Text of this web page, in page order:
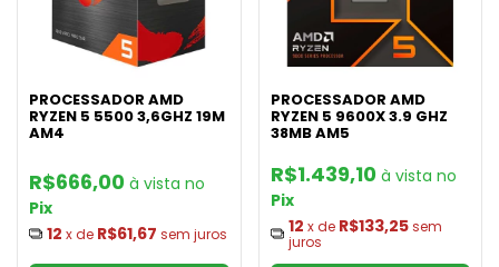
PROCESSADOR AMD
RYZEN 5 5500 3,6GHZ 19M
AM4
R$666,00
Pix
12 x de R$61,67 sem juros
PROCESSADOR AMD
RYZEN 5 9600X 3.9 GHZ
38MB AM5
R$1.439,10
Pix
12 x de R$133,25 sem
juros